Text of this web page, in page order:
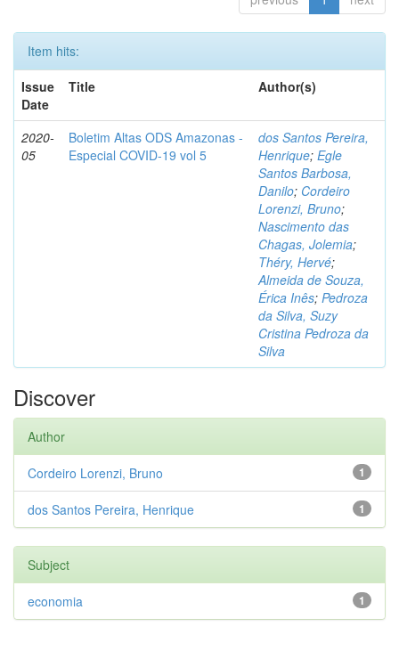
Item hits:
Issue
Date
Title Author(s)
2020-
05
Boletim Altas ODS Amazonas -
Especial COVID-19 vol 5
dos Santos Pereira,
Henrique; Egle
Santos Barbosa,
Danilo; Cordeiro
Lorenzi, Bruno;
Nascimento das
Chagas, Jolemia;
Théry, Hervé;
Almeida de Souza,
Érica Inês; Pedroza
da Silva, Suzy
Cristina Pedroza da
Silva
Discover
Author
1
Cordeiro Lorenzi, Bruno
1
dos Santos Pereira, Henrique
Subject
1
economia